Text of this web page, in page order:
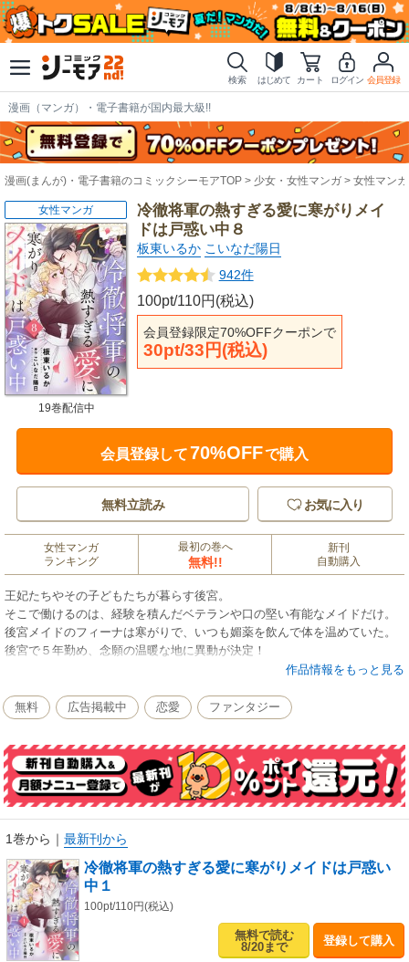
検索 はじめて カート ログイン 会員登録
漫画（マンガ）・電子書籍が国内最大級!!
漫画(まんが)・電子書籍のコミックシーモアTOP 少女・女性マンガ 女性マンガ
冷徹将軍の熱すぎる愛に寒がりメイ
ドは戸惑い中８
板東いるか こいなだ陽日
942件
100pt/110円(税込)
会員登録限定70%OFFクーポンで
30pt/33円(税込)
女性マンガ
19巻配信中
会員登録して70%OFFで購入
無料立読み お気に入り
女性マンガ
ランキング
最初の巻へ
無料!!
新刊
自動購入
王妃たちやその子どもたちが暮らす後宮。
そこで働けるのは、経験を積んだベテランや口の堅い有能なメイドだけ。
後宮メイドのフィーナは寒がりで、いつも媚薬を飲んで体を温めていた。
後宮で５年勤め、念願の温暖な地に異動が決定！
と思ったら、そこは「冷徹将軍」と恐れられるシルヴェリオが治める南の
ィーナにシルヴェリオも一目置くようになる。ある日フィーナの部屋を訪
れた彼は、間違えて彼女の愛飲する媚薬を飲んでしまう。火照りと熱い昂
彼のフィーナへの独占欲が露骨になって…。
作品情報をもっと見る
無料 広告掲載中 恋愛 ファンタジー
1巻から ｜ 最新刊から
冷徹将軍の熱すぎる愛に寒がりメイドは戸惑い
中１
100pt/110円(税込)
無料で読む
8/20まで
登録して購入